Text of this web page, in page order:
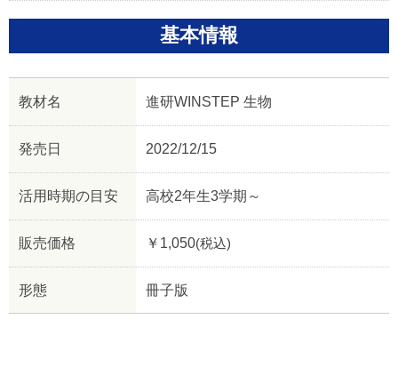
基本情報
教材名 進研WINSTEP 生物
発売日 2022/12/15
活用時期の目安 高校2年生3学期～
販売価格 ￥1,050(税込)
形態 冊子版